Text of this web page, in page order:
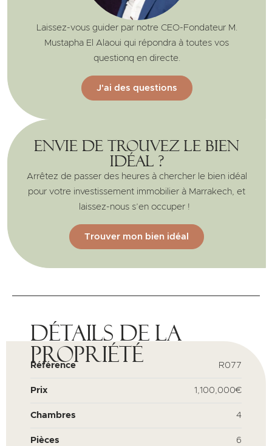
Envie de trouvez le bien
idéal ?
Arrêtez de passer des heures à chercher le bien idéal
pour votre investissement immobilier à Marrakech, et
laissez-nous s’en occuper !
Trouver mon bien idéal
Laissez-vous guider par notre CEO-Fondateur M.
Mustapha El Alaoui qui répondra à toutes vos
questionq en directe.
J'ai des questions
Détails de la
propriété
Référence R077
Prix 1,100,000€
Chambres 4
Pièces 6